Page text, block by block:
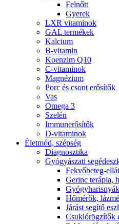
Felnőtt
Gyerek
LXR vitaminok
GAL termékek
Kalcium
B-vitamin
Koenzim Q10
C-vitaminok
Magnézium
Porc és csont erősítők
Vas
Omega 3
Szelén
Immunerősítők
D-vitaminok
Életmód, szépség
Diagnosztika
Gyógyászati
Fekvőbeteg-
Gerinc terápia,
Gyógyharisnyák
Hőmérők,
Járást segítő
Csuklórögzítők